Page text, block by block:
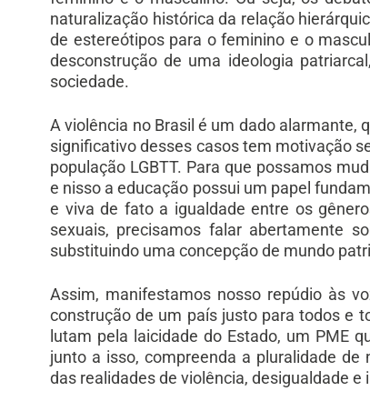
naturalização histórica da relação
de estereótipos para o feminino e o
desconstrução de uma ideologia
sociedade.
A violência no Brasil é um dado
significativo desses casos tem motivação
população LGBTT. Para que possamos
e nisso a educação possui um papel
e viva de fato a igualdade entre os
sexuais, precisamos falar abertamente
substituindo uma concepção de mundo
Assim, manifestamos nosso repúdio às
construção de um país justo para todos e
lutam pela laicidade do Estado, um PME
junto a isso, compreenda a pluralidade
das realidades de violência, desigualdade e